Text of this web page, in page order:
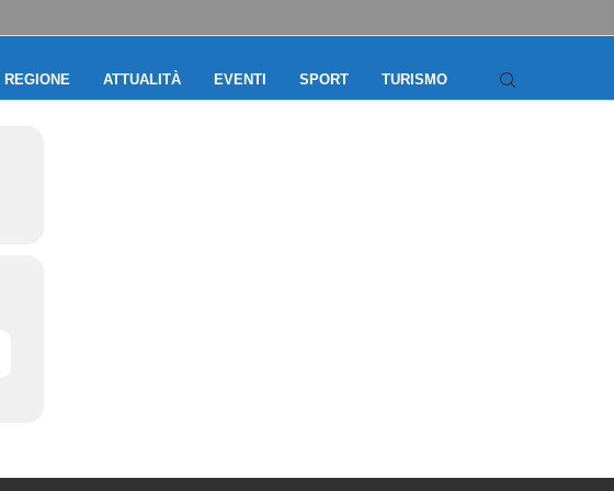
REGIONE ATTUALITÀ EVENTI SPORT TURISMO